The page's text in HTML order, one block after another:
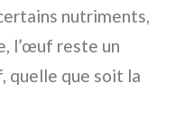
nutriments,
l’œuf reste un
que soit la